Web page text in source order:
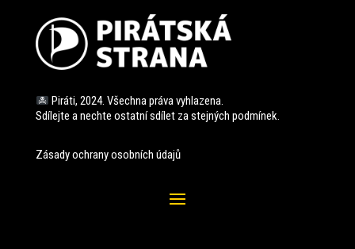
Piráti, 2024. Všechna práva vyhlazena.
Sdílejte a nechte ostatní sdílet za stejných podmínek.
Zásady ochrany osobních údajů